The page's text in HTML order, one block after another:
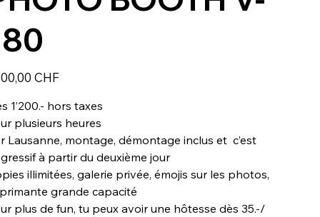
CHF
1’200.- hors taxes
plusieurs heures
Lausanne, montage, démontage inclus et c’est
à partir du deuxième jour
illimitées, galerie privée, émojis sur les photos,
grande capacité
plus de fun, tu peux avoir une hôtesse dès 35.-/